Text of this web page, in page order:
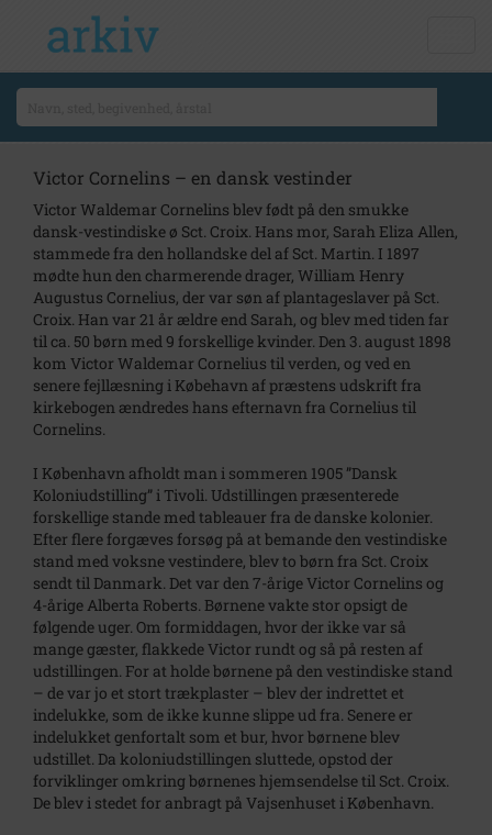
Victor Cornelins – en dansk vestinder
Victor Waldemar Cornelins blev født på den smukke
dansk-vestindiske ø Sct. Croix. Hans mor, Sarah Eliza Allen,
stammede fra den hollandske del af Sct. Martin. I 1897
mødte hun den charmerende drager, William Henry
Augustus Cornelius, der var søn af plantageslaver på Sct.
Croix. Han var 21 år ældre end Sarah, og blev med tiden far
til ca. 50 børn med 9 forskellige kvinder. Den 3. august 1898
kom Victor Waldemar Cornelius til verden, og ved en
senere fejllæsning i Købehavn af præstens udskrift fra
kirkebogen ændredes hans efternavn fra Cornelius til
Cornelins.
I København afholdt man i sommeren 1905 ”Dansk
Koloniudstilling” i Tivoli. Udstillingen præsenterede
forskellige stande med tableauer fra de danske kolonier.
Efter flere forgæves forsøg på at bemande den vestindiske
stand med voksne vestindere, blev to børn fra Sct. Croix
sendt til Danmark. Det var den 7-årige Victor Cornelins og
4-årige Alberta Roberts. Børnene vakte stor opsigt de
følgende uger. Om formiddagen, hvor der ikke var så
mange gæster, flakkede Victor rundt og så på resten af
udstillingen. For at holde børnene på den vestindiske stand
– de var jo et stort trækplaster – blev der indrettet et
indelukke, som de ikke kunne slippe ud fra. Senere er
indelukket genfortalt som et bur, hvor børnene blev
udstillet. Da koloniudstillingen sluttede, opstod der
forviklinger omkring børnenes hjemsendelse til Sct. Croix.
De blev i stedet for anbragt på Vajsenhuset i København.